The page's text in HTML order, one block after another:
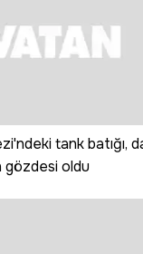
tank batığı,
gözdesi oldu